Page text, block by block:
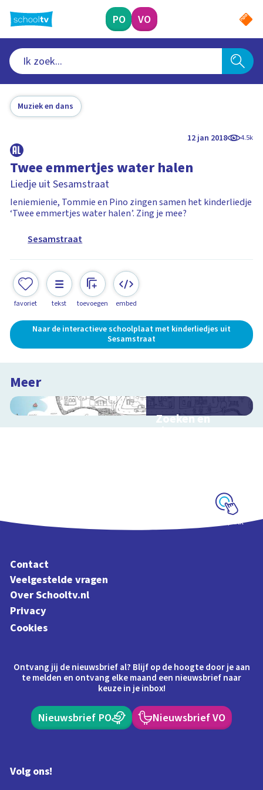
naar
hoofdinhoud
PO VO
Muziek en dans
12 jan 2018 4.5k
Twee emmertjes water halen
Liedje uit Sesamstraat
Ieniemienie, Tommie en Pino zingen samen het kinderliedje
‘Twee emmertjes water halen’. Zing je mee?
Sesamstraat
favoriet tekst toevoegen embed
Naar de interactieve schoolplaat met kinderliedjes uit
Sesamstraat
Meer
Zoeken en
zingen met
Schoolplaat
Contact
Veelgestelde vragen
Over Schooltv.nl
Privacy
Cookies
Ontvang jij de nieuwsbrief al? Blijf op de hoogte door je aan
te melden en ontvang elke maand een nieuwsbrief naar
keuze in je inbox!
Nieuwsbrief PO Nieuwsbrief VO
Volg ons!